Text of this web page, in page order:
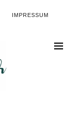
IMPRESSUM